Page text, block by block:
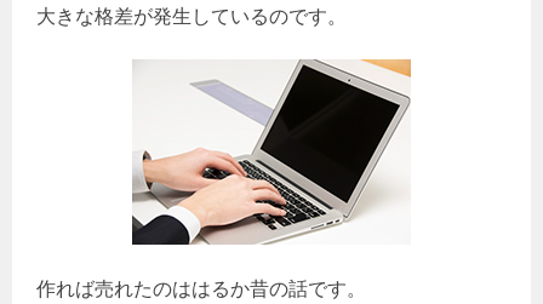
大きな格差が発生しているのです。
作れば売れたのははるか昔の話です。